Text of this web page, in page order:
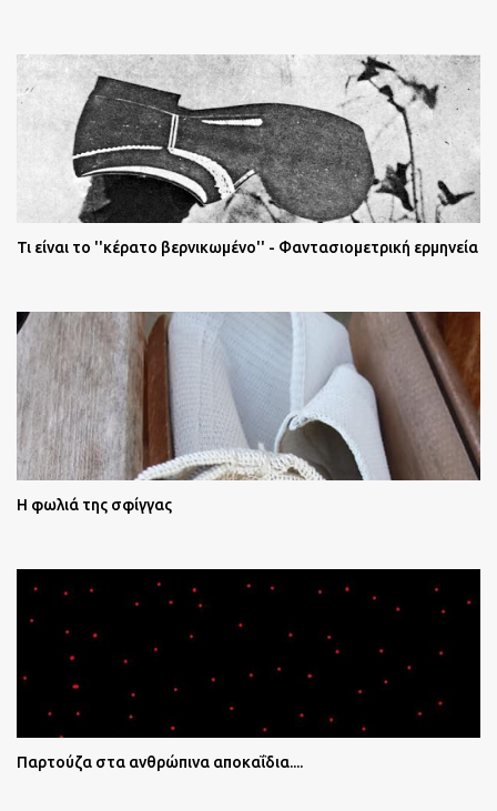
Τι είναι το ''κέρατο βερνικωμένο'' - Φαντασιομετρική ερμηνεία
Η φωλιά της σφίγγας
Παρτούζα στα ανθρώπινα αποκαΐδια....